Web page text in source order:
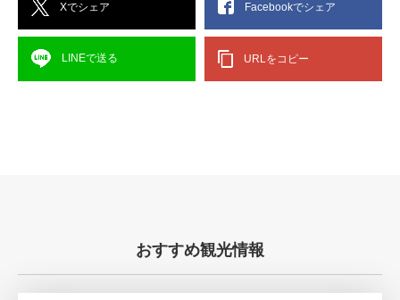
Xでシェア Facebookでシェア
LINEで送る URLをコピー
おすすめ観光情報